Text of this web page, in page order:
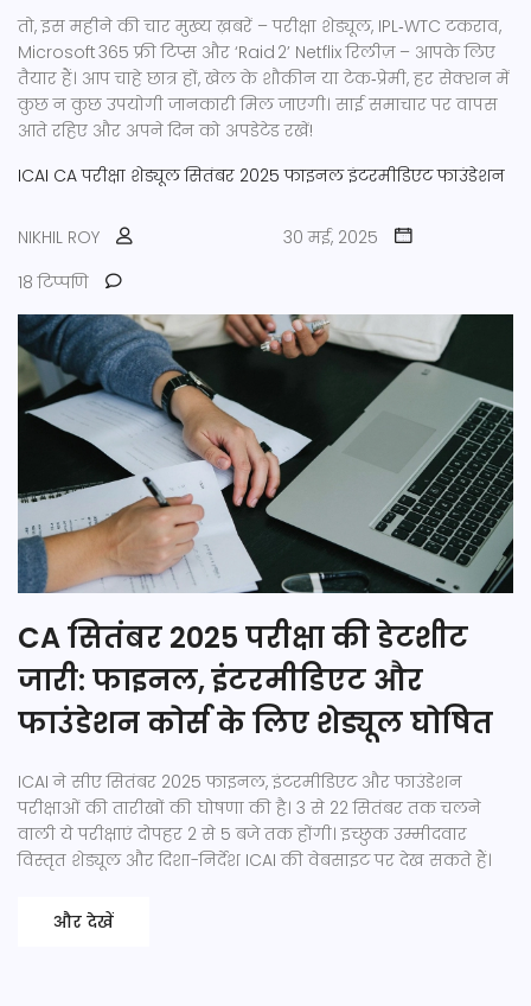
तो, इस महीने की चार मुख्य ख़बरें – परीक्षा शेड्यूल, IPL‑WTC टकराव,
Microsoft 365 फ्री टिप्स और ‘Raid 2’ Netflix रिलीज़ – आपके लिए
तैयार हैं। आप चाहे छात्र हों, खेल के शौकीन या टेक‑प्रेमी, हर सेक्शन में
कुछ न कुछ उपयोगी जानकारी मिल जाएगी। साई समाचार पर वापस
आते रहिए और अपने दिन को अपडेटेड रखें!
ICAI CA परीक्षा शेड्यूल सितंबर 2025 फाइनल इंटरमीडिएट फाउंडेशन
NIKHIL ROY
30 मई, 2025
18 टिप्पणि
CA सितंबर 2025 परीक्षा की डेटशीट
जारी: फाइनल, इंटरमीडिएट और
फाउंडेशन कोर्स के लिए शेड्यूल घोषित
ICAI ने सीए सितंबर 2025 फाइनल, इंटरमीडिएट और फाउंडेशन
परीक्षाओं की तारीखों की घोषणा की है। 3 से 22 सितंबर तक चलने
वाली ये परीक्षाएं दोपहर 2 से 5 बजे तक होंगी। इच्छुक उम्मीदवार
विस्तृत शेड्यूल और दिशा-निर्देश ICAI की वेबसाइट पर देख सकते हैं।
और देखें